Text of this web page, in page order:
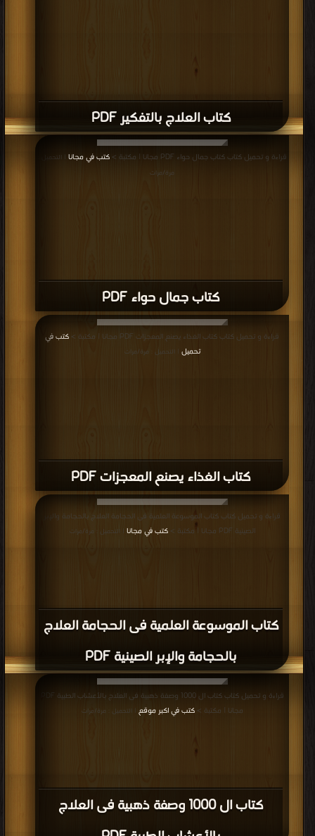
كتاب العلاج بالتفكير PDF
كتاب جمال حواء PDF
قراءة و تحميل كتاب كتاب جمال حواء PDF مجانا | مكتبة > كتب في مجانا | التحميل :
مرة/مرات
كتاب الغذاء يصنع المعجزات PDF
قراءة و تحميل كتاب كتاب الغذاء يصنع المعجزات PDF مجانا | مكتبة >
كتب في
تحميل
| التحميل : مرة/مرات
كتاب الموسوعة العلمية فى الحجامة العلاج
بالحجامة والإبر الصينية PDF
قراءة و تحميل كتاب كتاب الموسوعة العلمية فى الحجامة العلاج بالحجامة والإبر
الصينية PDF مجانا | مكتبة >
كتب في مجانا | التحميل : مرة/مرات
كتاب ال 1000 وصفة ذهبية فى العلاج
مجانا | مكتبة >كتب في اكبر موقع | التحميل : مرة/مرات